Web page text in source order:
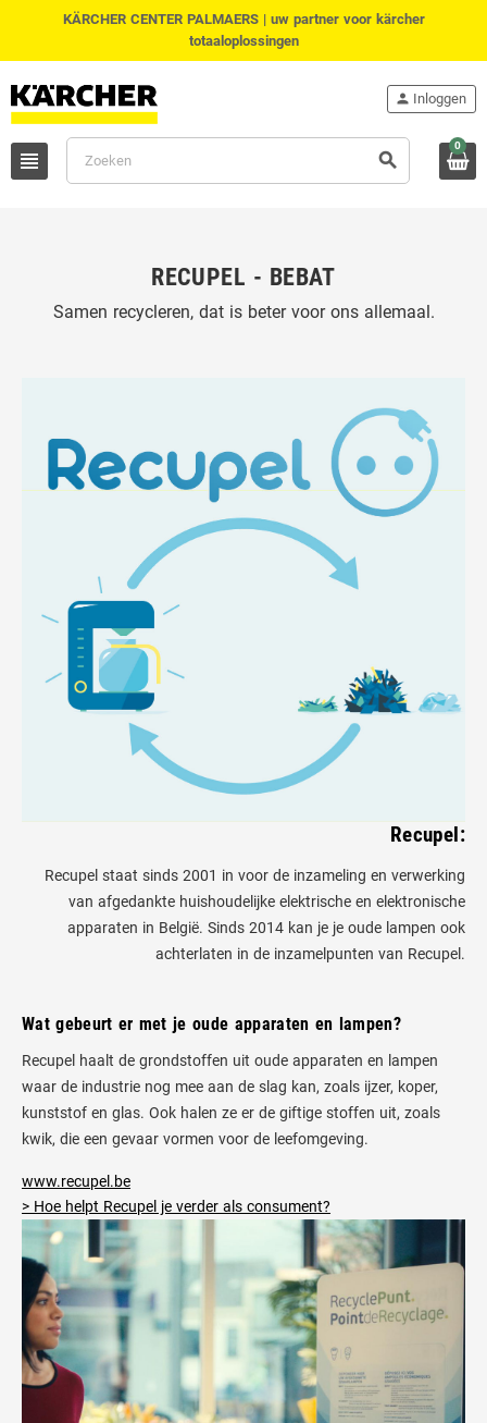
KÄRCHER CENTER PALMAERS | uw partner voor kärcher
totaaloplossingen
person Inloggen
view_headline search
0
RECUPEL - BEBAT
Samen recycleren, dat is beter voor ons allemaal.
Recupel:
Recupel staat sinds 2001 in voor de inzameling en verwerking
van afgedankte huishoudelijke elektrische en elektronische
apparaten in België. Sinds 2014 kan je je oude lampen ook
achterlaten in de inzamelpunten van Recupel.
Wat gebeurt er met je oude apparaten en lampen?
Recupel haalt de grondstoffen uit oude apparaten en lampen
waar de industrie nog mee aan de slag kan, zoals ijzer, koper,
kunststof en glas. Ook halen ze er de giftige stoffen uit, zoals
kwik, die een gevaar vormen voor de leefomgeving.
www.recupel.be
> Hoe helpt Recupel je verder als consument?